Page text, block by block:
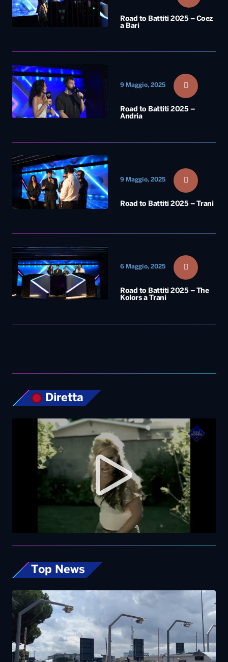
Road to Battiti 2025 – Coez
a Bari
9 Maggio, 2025
Road to Battiti 2025 –
Andria
9 Maggio, 2025
Road to Battiti 2025 – Trani
6 Maggio, 2025
Road to Battiti 2025 – The
Kolors a Trani
Diretta
Top News